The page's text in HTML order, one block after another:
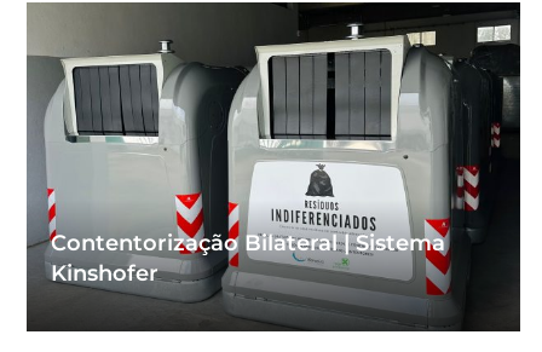
Contentorização Bilateral | Sistema
Kinshofer